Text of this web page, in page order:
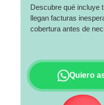
Descubre qué incluye
llegan facturas
cobertura antes de
Quiero